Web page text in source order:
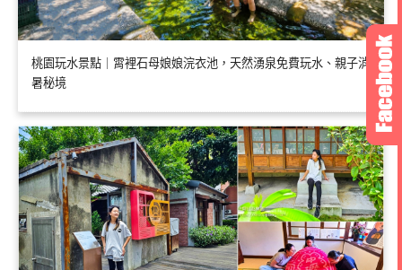
桃園玩水景點｜霄裡石母娘娘浣衣池，天然湧泉免費玩水、親子消
暑秘境